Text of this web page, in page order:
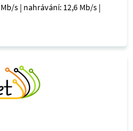
s | nahrávání: 12,6 Mb/s |